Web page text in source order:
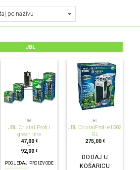
JBL
JBL
JBL Cristal Profi i
green line
47,00 €
–
92,00 €
POGLEDAJ PROIZVODE
JBL
JBL CristalProfi e1502
GL
275,00 €
DODAJ U
KOŠARICU